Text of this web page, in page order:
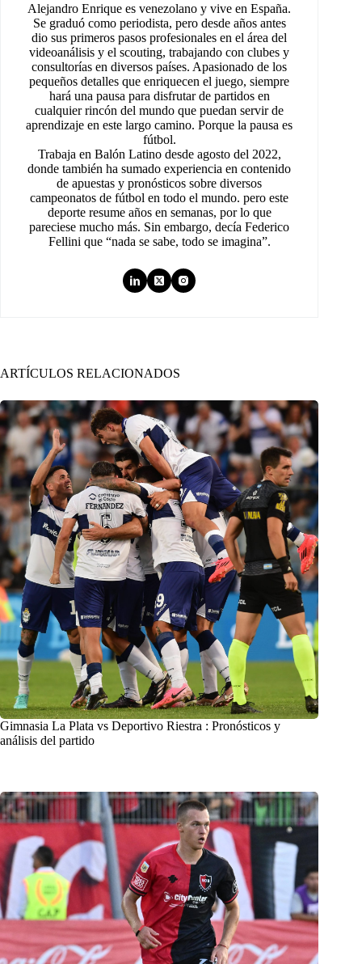
Alejandro Enrique es venezolano y vive en España.
Se graduó como periodista, pero desde años antes
dio sus primeros pasos profesionales en el área del
videoanálisis y el scouting, trabajando con clubes y
consultorías en diversos países. Apasionado de los
pequeños detalles que enriquecen el juego, siempre
hará una pausa para disfrutar de partidos en
cualquier rincón del mundo que puedan servir de
aprendizaje en este largo camino. Porque la pausa es
fútbol.
Trabaja en Balón Latino desde agosto del 2022,
donde también ha sumado experiencia en contenido
de apuestas y pronósticos sobre diversos
campeonatos de fútbol en todo el mundo. pero este
deporte resume años en semanas, por lo que
pareciese mucho más. Sin embargo, decía Federico
Fellini que “nada se sabe, todo se imagina”.
ARTÍCULOS RELACIONADOS
Gimnasia La Plata vs Deportivo Riestra : Pronósticos y
análisis del partido